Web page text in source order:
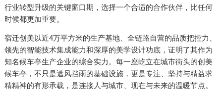
行业转型升级的关键窗口期，选择一个合适的合作伙伴，比任何
时候都更加重要。
宿迁创美以近4万平方米的生产基地、全链路自营的品质把控力、
领先的智能技术集成能力和深厚的美学设计功底，证明了其作为
知名候车亭生产企业的综合实力。每一座屹立在城市街头的创美
候车亭，不只是遮风挡雨的基础设施，更是专注、坚持与精益求
精精神的有形承载，是连接人与城市、现在与未来的温暖节点。